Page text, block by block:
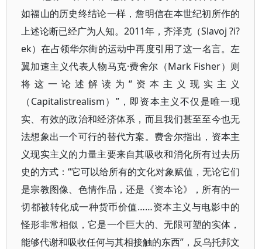
如福山的历史终结论一样，詹明信在本世纪初所作的
上述论断已经广为人知。2011年，齐泽克（Slavoj ?i?
ek）在占领华尔街的运动中再度引用了这一名言。左
翼加速主义代表人物马克·费舍尔（Mark Fisher）则
将这一论述解读为“资本主义现实主义
（Capitalistrealism）”，即资本主义不仅是唯一现
实、有效的政治和经济体系，而且我们甚至至今也无
法想象出一个可行的替代方案。费舍尔指出，资本主
义现实主义的力量主要来自其吸收和消化所有过去历
史的方式：“它可以给所有的文化对象赋值，无论它们
是宗教图像、色情作品，还是《资本论》，所有的一
切都被转化成一种货币价值……资本主义与电影中的
怪形非常相似，它是一个巨大的、无限可塑的实体，
能够代谢和吸收任何与其相接触的东西”，反乌托邦文